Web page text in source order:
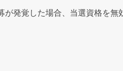
発覚した場合、当選資格を無